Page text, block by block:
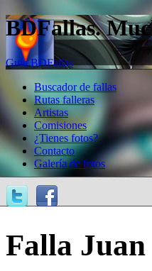
BDFallas.
Guía BDFallas
Buscador de fallas
Rutas falleras
Artistas
Comisiones
¿Tienes fotos?
Contacto
Galería de fotos
Falla